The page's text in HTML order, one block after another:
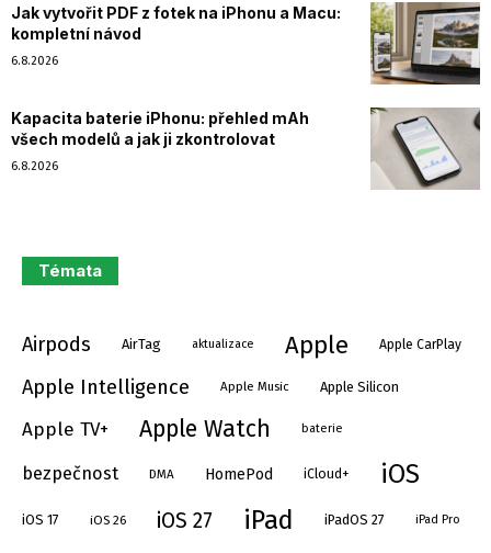
Jak vytvořit PDF z fotek na iPhonu a Macu:
kompletní návod
6.8.2026
Kapacita baterie iPhonu: přehled mAh
všech modelů a jak ji zkontrolovat
6.8.2026
Témata
Airpods AirTag aktualizace Apple Apple CarPlay
Apple Intelligence Apple Music Apple Silicon
Apple TV+ Apple Watch baterie
bezpečnost DMA HomePod iCloud+ iOS
iOS 17 iOS 26 iOS 27 iPad iPadOS 27 iPad Pro